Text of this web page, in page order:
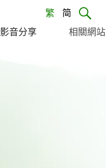
繁 简
影音分享 相關網站